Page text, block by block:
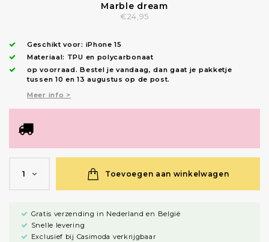
Marble dream
€24,95
Geschikt voor: iPhone 15
Materiaal: TPU en polycarbonaat
op voorraad.Bestel je vandaag, dan gaat je pakketje
tussen 10 en 13 augustus op de post.
Meer info >
1 Toevoegen aan winkelwagen
Gratis verzending in Nederland en België
Snelle levering
Exclusief bij Casimoda verkrijgbaar